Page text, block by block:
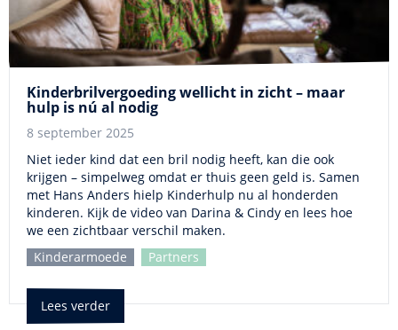
Kinderbrilvergoeding wellicht in zicht – maar
hulp is nú al nodig
8 september 2025
Niet ieder kind dat een bril nodig heeft, kan die ook
krijgen – simpelweg omdat er thuis geen geld is. Samen
met Hans Anders hielp Kinderhulp nu al honderden
kinderen. Kijk de video van Darina & Cindy en lees hoe
we een zichtbaar verschil maken.
Kinderarmoede
Partners
Lees verder